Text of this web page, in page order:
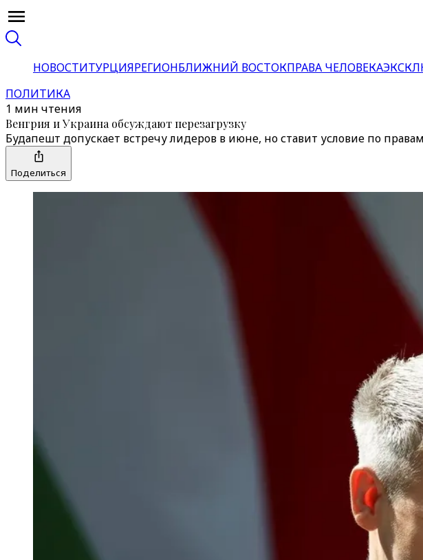
НОВОСТИТУРЦИЯРЕГИОНБЛИЖНИЙ ВОСТОКПРАВА ЧЕЛОВЕКА
ПОЛИТИКА
1 мин чтения
Венгрия и Украина обсуждают перезагрузку
Будапешт допускает встречу лидеров в июне, но ставит условие по
Поделиться